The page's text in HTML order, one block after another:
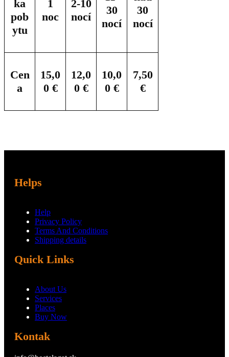
ka
pob
ytu
1
noc
2-10
nocí
30
nocí
30
nocí
Cen
a
15,0
0 €
12,0
0 €
10,0
0 €
7,50
€
Helps
Help
Privacy Policy
Terms And Conditions
Shipping details
Quick Links
About Us
Services
Places
Buy Now
Kontak